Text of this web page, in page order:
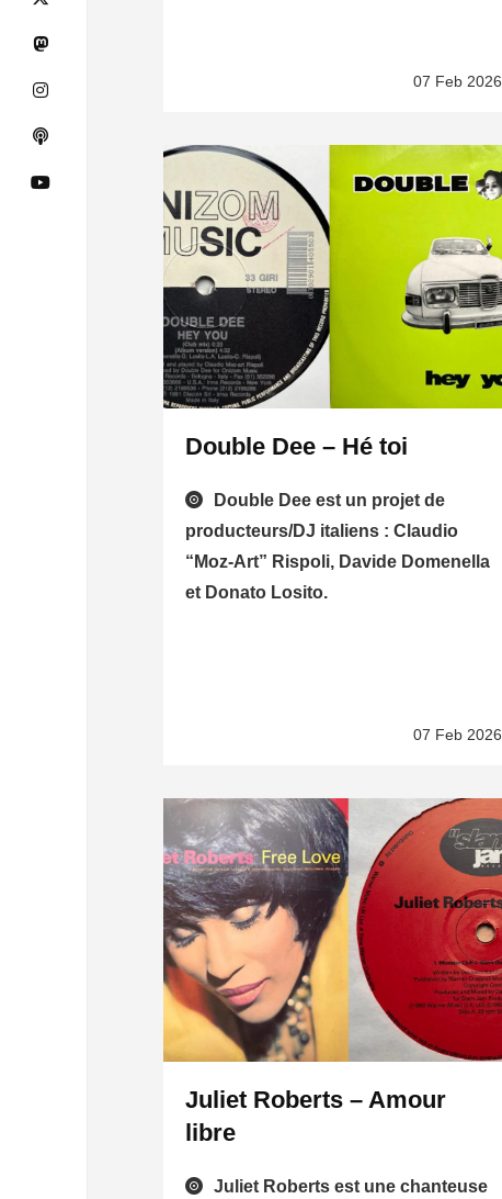
07 Feb 2026
Double Dee – Hé toi
Double Dee est un projet de
producteurs/DJ italiens : Claudio
“Moz-Art” Rispoli, Davide Domenella
et Donato Losito.
07 Feb 2026
Juliet Roberts – Amour
libre
Juliet Roberts est une chanteuse